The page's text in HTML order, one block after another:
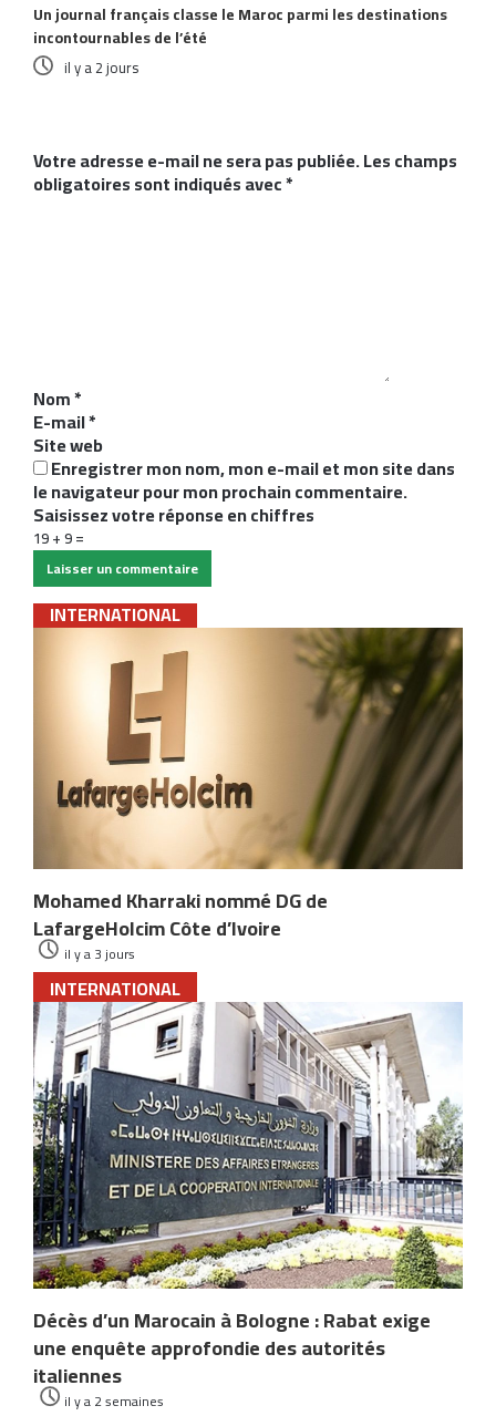
Un journal français classe le Maroc parmi les destinations
incontournables de l’été
il y a 2 jours
Votre adresse e-mail ne sera pas publiée.Les champs
obligatoires sont indiqués avec*
i
r
e
*
Nom*
E-mail*
Site web
Enregistrer mon nom, mon e-mail et mon site dans
le navigateur pour mon prochain commentaire.
Saisissez votre réponse en chiffres
19 + 9 =
INTERNATIONAL
Mohamed Kharraki nommé DG de
LafargeHolcim Côte d’Ivoire
il y a 3 jours
INTERNATIONAL
Décès d’un Marocain à Bologne : Rabat exige
une enquête approfondie des autorités
italiennes
il y a 2 semaines